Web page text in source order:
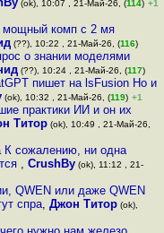
(ok), 10:07 , 21-Май-26, (114) +1
мощный комп с 2 мя
(??), 10:22 , 21-Май-26, (116)
о знании моделями
(??), 10:24 , 21-Май-26, (117)
пишет на lsFusion Но и
(ok), 10:32 , 21-Май-26, (119) +1
практики ИИ и он их
Титор(ok), 10:49 , 21-Май-26,
К сожалению, ни одна
, CrushBy(ok), 11:12 , 21-
QWEN или даже QWEN
спра,Джон Титор (ok),